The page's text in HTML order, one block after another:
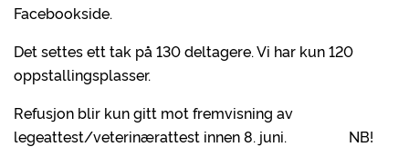
Facebookside.
Det settes ett tak på 130 deltagere. Vi har kun 120
oppstallingsplasser.
Refusjon blir kun gitt mot fremvisning av
legeattest/veterinærattest innen 8. juni. NB!